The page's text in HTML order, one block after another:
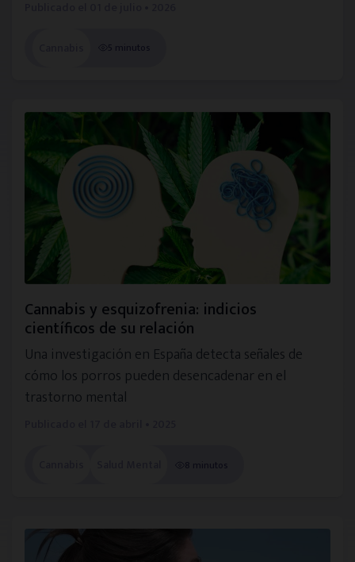
5 minutos
Cannabis y esquizofrenia: indicios
científicos de su relación
Una investigación en España detecta señales de
cómo los porros pueden desencadenar en el
trastorno mental
8 minutos